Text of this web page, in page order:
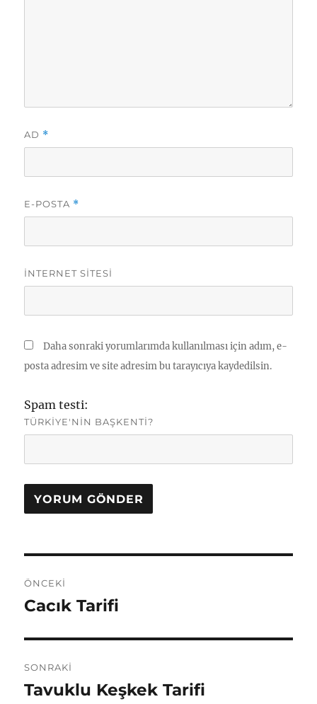
AD *
E-POSTA *
İNTERNET SITESI
Daha sonraki yorumlarımda kullanılması için adım, e-
posta adresim ve site adresim bu tarayıcıya kaydedilsin.
Spam testi:
TÜRKIYE'NIN BAŞKENTI?
gezinmesi
ÖNCEKI
Önceki
Cacık Tarifi
SONRAKI
Sonraki
Tavuklu Keşkek Tarifi